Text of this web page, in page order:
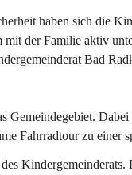
haben sich die
mit der Familie aktiv
Bad
Gemeindegebiet.
Fahrradtour zu einer